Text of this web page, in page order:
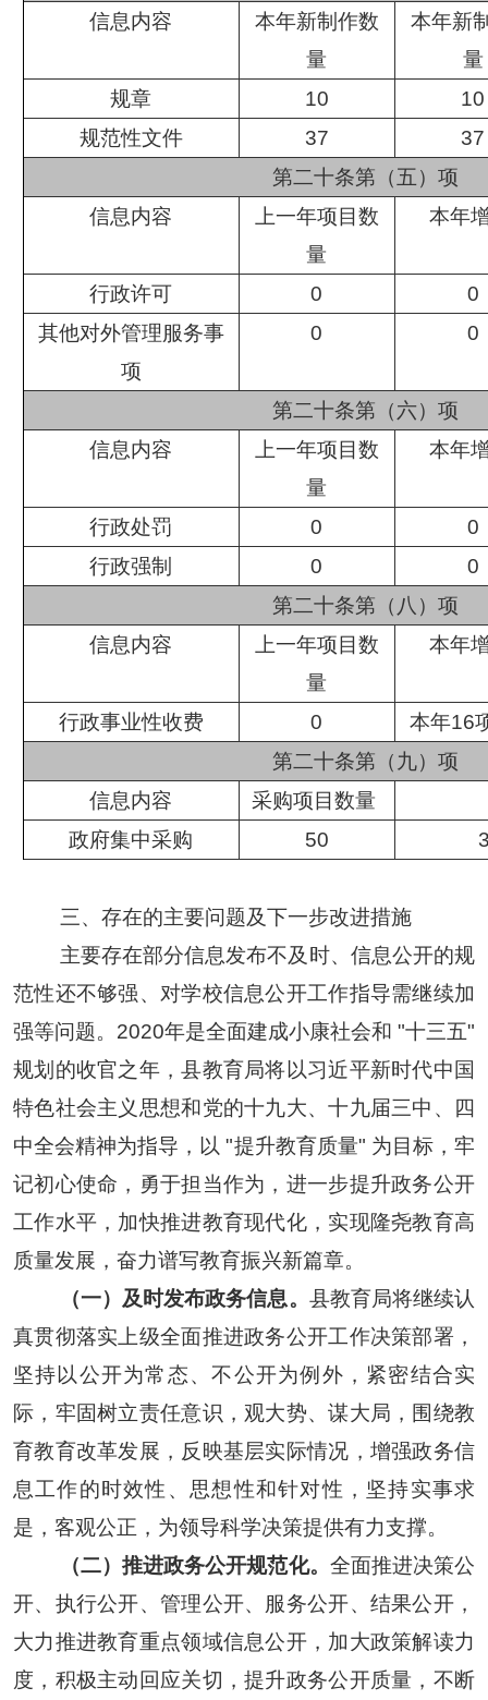
信息内容
本年新制作数
量
本年新
量
规章
10
10
规范性文件
37
37
第二十条第（五）项
信息内容
上一年项目数
量
本年
行政许可 0
0
其他对外管理服务事
项
0 0
第二十条第（六）项
信息内容
上一年项目数
量
本年
行政处罚 0
0
行政强制
0
0
第二十条第（八）项
信息内容
上一年项目数
量
本年
行政事业性收费 0
本年16
第二十条第（九）项
信息内容
采购项目数量
政府集中采购
50
三、 存在的主要问题及下一步改进措施
主要存在部分信息发布不及时、信息公开的规
范性还不够强、对学校信息公开工作指导需继续加
强等问题。 2020年是全面建成小康社会和 "十三五"
规划的收官之年，县教育局将以习近平新时代中国
特色社会主义思想和党的十九大、十九届三中、四
中全会精神为指导，以 "提升教育质量" 为目标，牢
记初心使命，勇于担当作为， 进一步提升政务公开
工作水平， 加快推进教育现代化，实现隆尧教育高
质量发展， 奋力谱写教育振兴新篇章。
（一）及时发布政务信息。 县教育局将继续认
真贯彻落实上级全面推进政务公开工作决策部署，
坚持以公开为常态、不公开为例外，紧密结合实
际， 牢固树立责任意识，观大势、谋大局，围绕教
育教育改革发展 ，反映基层实际情况，增强政务信
息工作的时效性、思想性和针对性，坚持实事求
是，客观公正，为领导科学决策提供有力支撑。
（二） 推进政务公开规范化。 全面推进决策公
开、执行公开、管理公开、服务公开、结果公开，
大力推进教育重点领域信息公开，加大政策解读力
度，积极主动回应关切，提升政务公开质量，不断